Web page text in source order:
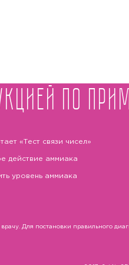
по
«Тест связи чисел»
действие аммиака
уровень аммиака
Для постановки правильного